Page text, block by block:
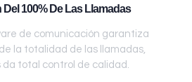
100% De Las Llamadas
de comunicación garantiza
la totalidad de las llamadas,
da total control de calidad.